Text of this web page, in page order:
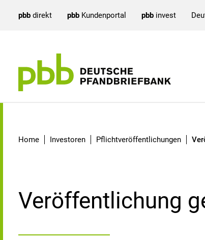
pbb direkt pbb Kundenportal pbb invest
Home Investoren Pflichtveröffentlichungen
Veröffentlichung